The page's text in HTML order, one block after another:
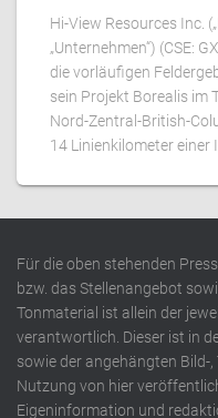
Hi-View Resources Inc.
„Unternehmen“) (CSE:
die vorläufigen
sein Projekt Borealis im
Nord-Zentral-British-
14 Linienkilometer einer
Für die oben stehenden
bzw. das Stellenangebot
Tonmaterial ist allein der
verantwortlich. Dieser ist in
sowie der angehängten Bild-
Nutzung von hier
Eigeninformation und